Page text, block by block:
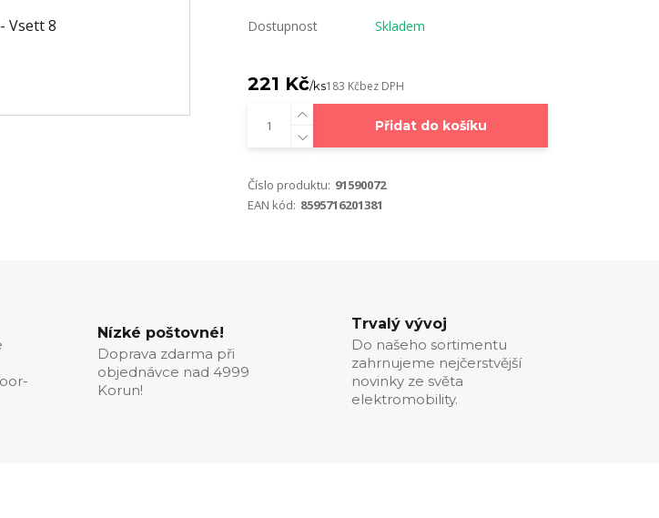
Dostupnost Skladem
221 Kč/ks183 Kčbez DPH
Přidat do košíku
Číslo produktu: 91590072
EAN kód: 8595716201381
Nízké poštovné!
Doprava zdarma při
objednávce nad 4999
Korun!
Trvalý vývoj
Do našeho sortimentu
zahrnujeme nejčerstvější
novinky ze světa
elektromobility.